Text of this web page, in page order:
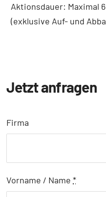
Aktionsdauer: Maximal
(exklusive Auf- und
Jetzt anfragen
Firma
Vorname / Name*